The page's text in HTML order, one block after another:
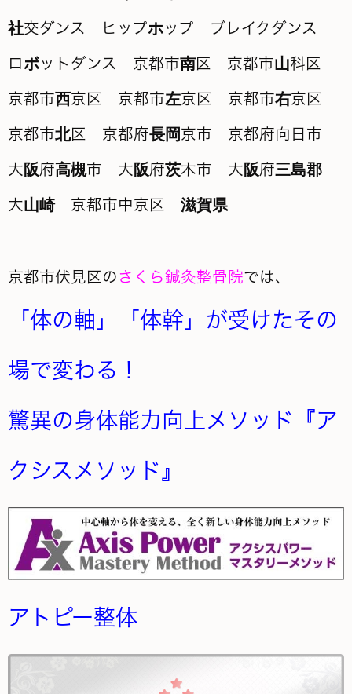
京都市伏見区の さくら鍼灸整骨院では、
「体の軸」「体幹」が受けたその
場で変わる！
驚異の身体能力向上メソッド『ア
クシスメソッド』
アトピー整体